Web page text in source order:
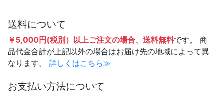
送料について
￥5,000円(税別）以上ご注文の場合、送料無料です。 商
品代金合計が上記以外の場合はお届け先の地域によって異
なります。
詳しくはこちら≫
お支払い方法について